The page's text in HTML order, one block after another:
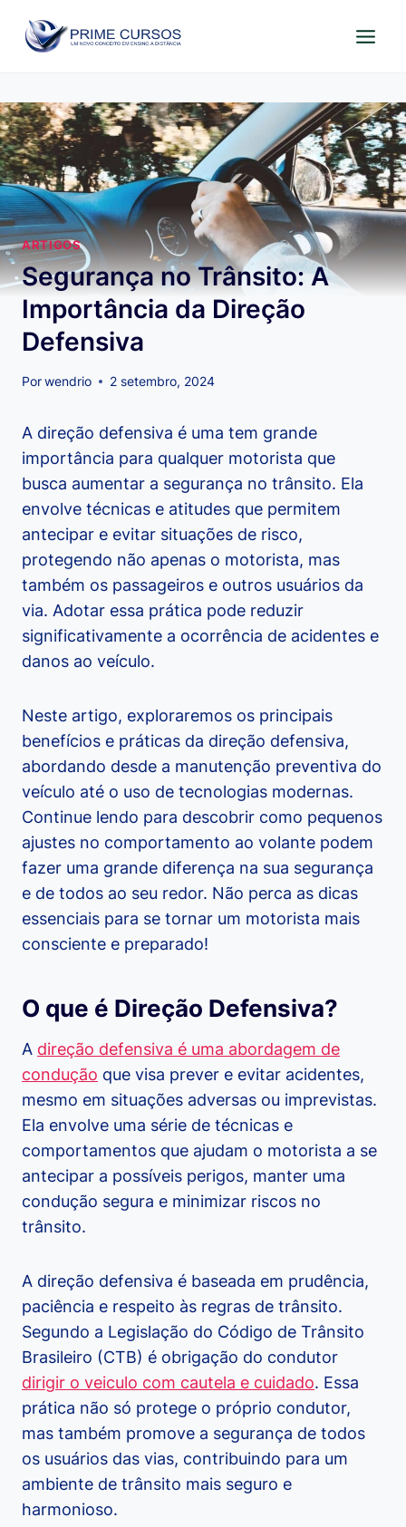
para
ARTIGOS
Segurança no Trânsito: A
Importância da Direção
Defensiva
Porwendrio 2 setembro, 2024
A direção defensiva é uma tem grande
importância para qualquer motorista que
busca aumentar a segurança no trânsito. Ela
envolve técnicas e atitudes que permitem
antecipar e evitar situações de risco,
protegendo não apenas o motorista, mas
também os passageiros e outros usuários da
via. Adotar essa prática pode reduzir
significativamente a ocorrência de acidentes e
danos ao veículo.
Neste artigo, exploraremos os principais
benefícios e práticas da direção defensiva,
abordando desde a manutenção preventiva do
veículo até o uso de tecnologias modernas.
Continue lendo para descobrir como pequenos
ajustes no comportamento ao volante podem
fazer uma grande diferença na sua segurança
e de todos ao seu redor. Não perca as dicas
essenciais para se tornar um motorista mais
consciente e preparado!
O que é Direção Defensiva?
A direção defensiva é uma abordagem de
condução que visa prever e evitar acidentes,
mesmo em situações adversas ou imprevistas.
Ela envolve uma série de técnicas e
comportamentos que ajudam o motorista a se
antecipar a possíveis perigos, manter uma
condução segura e minimizar riscos no
trânsito.
A direção defensiva é baseada em prudência,
paciência e respeito às regras de trânsito.
Segundo a Legislação do Código de Trânsito
Brasileiro (CTB) é obrigação do condutor
dirigir o veiculo com cautela e cuidado. Essa
prática não só protege o próprio condutor,
mas também promove a segurança de todos
os usuários das vias, contribuindo para um
ambiente de trânsito mais seguro e
harmonioso.